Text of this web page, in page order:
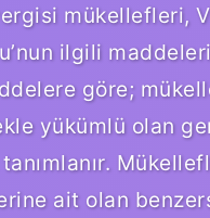
mükellefleri,
ilgili
göre;
yükümlü olan
ait olan